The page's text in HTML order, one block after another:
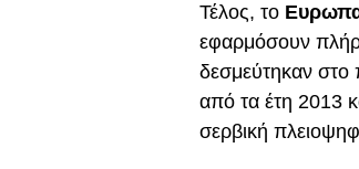
Τέλος, το
εφαρμόσουν
δεσμεύτηκαν στο
από τα έτη 2013
σερβική